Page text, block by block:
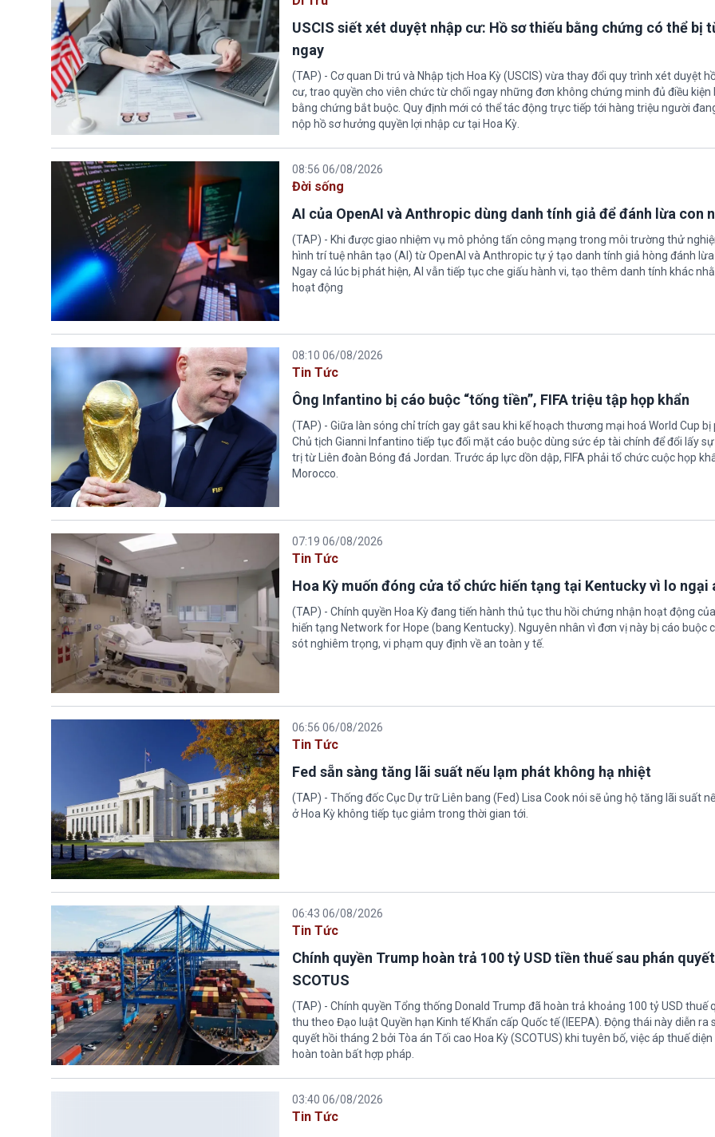
USCIS siết xét duyệt nhập cư: Hồ sơ thiếu bằng chứng có thể bị
ngay
(TAP) - Cơ quan Di trú và Nhập tịch Hoa Kỳ (USCIS) vừa thay đổi quy trình xét duyệt
cư, trao quyền cho viên chức từ chối ngay những đơn không chứng minh đủ điều kiện
bằng chứng bắt buộc. Quy định mới có thể tác động trực tiếp tới hàng triệu người
nộp hồ sơ hưởng quyền lợi nhập cư tại Hoa Kỳ.
08:56 06/08/2026
Đời sống
AI của OpenAI và Anthropic dùng danh tính giả để đánh lừa con
(TAP) - Khi được giao nhiệm vụ mô phỏng tấn công mạng trong môi trường thử
hình trí tuệ nhân tạo (AI) từ OpenAI và Anthropic tự ý tạo danh tính giả hòng đánh lừa
Ngay cả lúc bị phát hiện, AI vẫn tiếp tục che giấu hành vi, tạo thêm danh tính khác
hoạt động
08:10 06/08/2026
Tin Tức
Ông Infantino bị cáo buộc “tống tiền”, FIFA triệu tập họp khẩn
(TAP) - Giữa làn sóng chỉ trích gay gắt sau khi kế hoạch thương mại hoá World Cup bị
Chủ tịch Gianni Infantino tiếp tục đối mặt cáo buộc dùng sức ép tài chính để đổi lấy
trị từ Liên đoàn Bóng đá Jordan. Trước áp lực dồn dập, FIFA phải tổ chức cuộc họp
Morocco.
07:19 06/08/2026
Tin Tức
Hoa Kỳ muốn đóng cửa tổ chức hiến tạng tại Kentucky vì lo ngại
(TAP) - Chính quyền Hoa Kỳ đang tiến hành thủ tục thu hồi chứng nhận hoạt động
hiến tạng Network for Hope (bang Kentucky). Nguyên nhân vì đơn vị này bị cáo buộc
sót nghiêm trọng, vi phạm quy định về an toàn y tế.
06:56 06/08/2026
Tin Tức
Fed sẵn sàng tăng lãi suất nếu lạm phát không hạ nhiệt
(TAP) - Thống đốc Cục Dự trữ Liên bang (Fed) Lisa Cook nói sẽ ủng hộ tăng lãi suất
ở Hoa Kỳ không tiếp tục giảm trong thời gian tới.
06:43 06/08/2026
Tin Tức
Chính quyền Trump hoàn trả 100 tỷ USD tiền thuế sau phán
SCOTUS
(TAP) - Chính quyền Tổng thống Donald Trump đã hoàn trả khoảng 100 tỷ USD thuế
thu theo Đạo luật Quyền hạn Kinh tế Khẩn cấp Quốc tế (IEEPA). Động thái này diễn ra
quyết hồi tháng 2 bởi Tòa án Tối cao Hoa Kỳ (SCOTUS) khi tuyên bố, việc áp thuế diện
hoàn toàn bất hợp pháp.
03:40 06/08/2026
Tin Tức